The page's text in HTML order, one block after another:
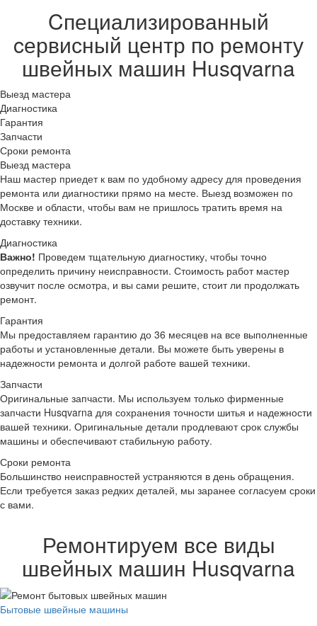
Cпециализированный
cервисный центр по ремонту
швейных машин Husqvarna
Выезд мастера
Диагностика
Гарантия
Запчасти
Сроки ремонта
Выезд мастера
Наш мастер приедет к вам по удобному адресу для проведения
ремонта или диагностики прямо на месте. Выезд возможен по
Москве и области, чтобы вам не пришлось тратить время на
доставку техники.
Диагностика
Важно! Проведем тщательную диагностику, чтобы точно
определить причину неисправности. Стоимость работ мастер
озвучит после осмотра, и вы сами решите, стоит ли продолжать
ремонт.
Гарантия
Мы предоставляем гарантию до 36 месяцев на все выполненные
работы и установленные детали. Вы можете быть уверены в
надежности ремонта и долгой работе вашей техники.
Запчасти
Оригинальные запчасти. Мы используем только фирменные
запчасти Husqvarna для сохранения точности шитья и надежности
вашей техники. Оригинальные детали продлевают срок службы
машины и обеспечивают стабильную работу.
Сроки ремонта
Большинство неисправностей устраняются в день обращения.
Если требуется заказ редких деталей, мы заранее согласуем сроки
с вами.
Ремонтируем все виды
швейных машин Husqvarna
Бытовые швейные машины